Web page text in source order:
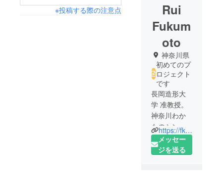
※投稿する際の注意点
Rui
Fukum
oto
神奈川県
初めてのプ
ロジェクト
です
長岡造形大
学 准教授。
神奈川わか
ものシンク
タンク代表
理事。
https://fkmt-lab.jp/profile_rf/
メッセー
ジを送る